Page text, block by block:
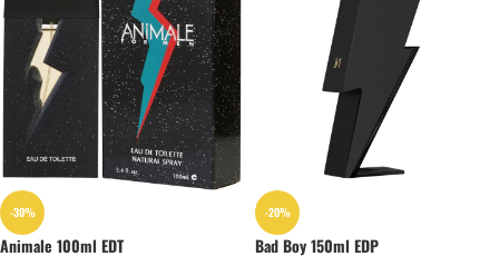
-30%
Animale 100ml EDT
-20%
Bad Boy 150ml EDP